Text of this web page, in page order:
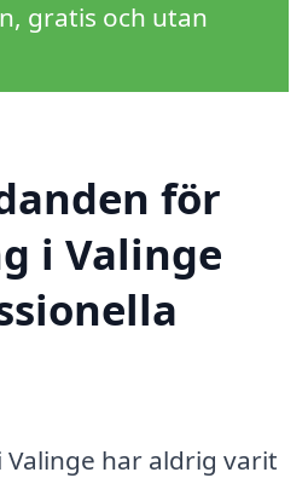
gratis och utan
för
i Valinge
har aldrig varit